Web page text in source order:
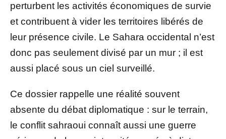
perturbent les activités économiques de survie
et contribuent à vider les territoires libérés de
leur présence civile. Le Sahara occidental n’est
donc pas seulement divisé par un mur ; il est
aussi placé sous un ciel surveillé.
Ce dossier rappelle une réalité souvent
absente du débat diplomatique : sur le terrain,
le conflit sahraoui connaît aussi une guerre